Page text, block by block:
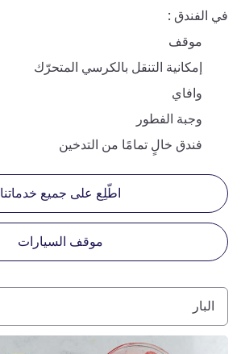
في الفندق
موقف
إمكانية التنقل بالكرسي المتحرّك
وافاي
وجبة الفطور
فندق خالٍ تمامًا من التدخين
اطّلِع على جميع خدماتنا
موقف السيارات
البار
راجع التفاصيل